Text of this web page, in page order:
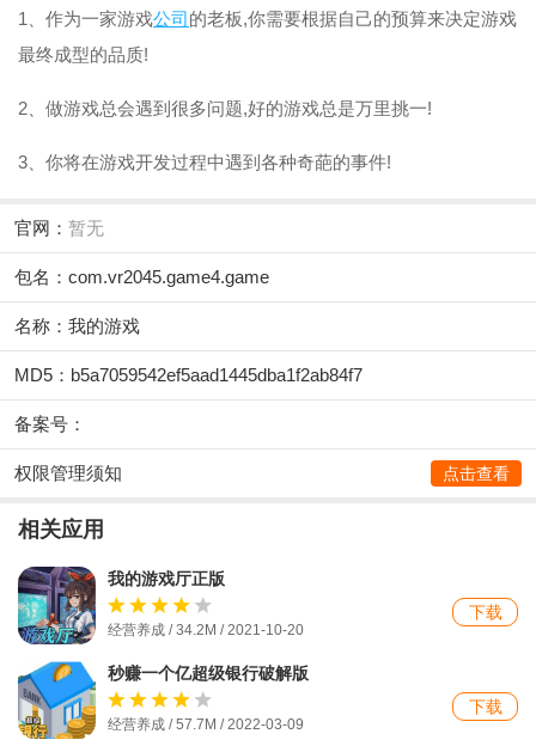
1、作为一家游戏公司的老板,你需要根据自己的预算来决定游戏
最终成型的品质!
2、做游戏总会遇到很多问题,好的游戏总是万里挑一!
3、你将在游戏开发过程中遇到各种奇葩的事件!
官网： 暂无
包名：com.vr2045.game4.game
名称：我的游戏
MD5：b5a7059542ef5aad1445dba1f2ab84f7
备案号：
权限管理须知 点击查看
相关应用
我的游戏厅正版
经营养成 / 34.2M / 2021-10-20
下载
秒赚一个亿超级银行破解版
经营养成 / 57.7M / 2022-03-09
下载